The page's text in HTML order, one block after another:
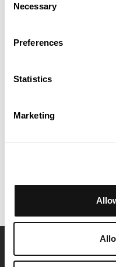
Selection
Necessary
Preferences
Statistics
Marketing
Découvrez ce parcours de
André-de-Roquepertuis. Il
Date de création du parcours:
OpenRunner